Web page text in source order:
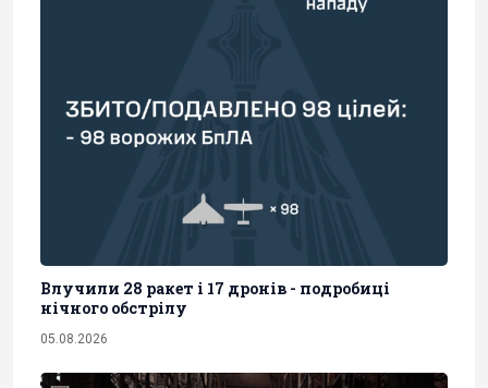
Влучили 28 ракет і 17 дронів - подробиці
нічного обстрілу
05.08.2026